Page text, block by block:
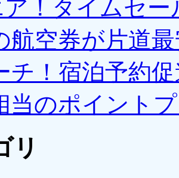
！タイムセー
航空券が片道最
チ！宿泊予約
当のポイント
リ